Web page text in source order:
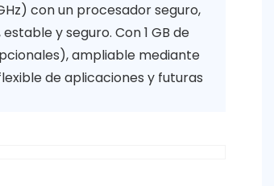
con un procesador seguro,
y seguro. Con 1 GB de
ampliable mediante
de aplicaciones y futuras